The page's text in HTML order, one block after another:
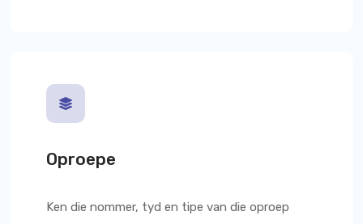
Oproepe
Ken die nommer, tyd en tipe van die oproep